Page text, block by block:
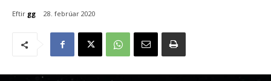
Eftir gg 28. febrúar 2020